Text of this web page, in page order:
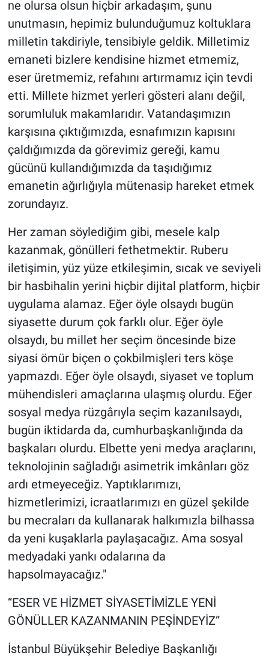
ne olursa olsun hiçbir arkadaşım, şunu
unutmasın, hepimiz bulunduğumuz koltuklara
milletin takdiriyle, tensibiyle geldik. Milletimiz
emaneti bizlere kendisine hizmet etmemiz,
eser üretmemiz, refahını artırmamız için tevdi
etti. Millete hizmet yerleri gösteri alanı değil,
sorumluluk makamlarıdır. Vatandaşımızın
karşısına çıktığımızda, esnafımızın kapısını
çaldığımızda da görevimiz gereği, kamu
gücünü kullandığımızda da taşıdığımız
emanetin ağırlığıyla mütenasip hareket etmek
zorundayız.
Her zaman söylediğim gibi, mesele kalp
kazanmak, gönülleri fethetmektir. Ruberu
iletişimin, yüz yüze etkileşimin, sıcak ve seviyeli
bir hasbihalin yerini hiçbir dijital platform, hiçbir
uygulama alamaz. Eğer öyle olsaydı bugün
siyasette durum çok farklı olur. Eğer öyle
olsaydı, bu millet her seçim öncesinde bize
siyasi ömür biçen o çokbilmişleri ters köşe
yapmazdı. Eğer öyle olsaydı, siyaset ve toplum
mühendisleri amaçlarına ulaşmış olurdu. Eğer
sosyal medya rüzgârıyla seçim kazanılsaydı,
bugün iktidarda da, cumhurbaşkanlığında da
başkaları olurdu. Elbette yeni medya araçlarını,
teknolojinin sağladığı asimetrik imkânları göz
ardı etmeyeceğiz. Yaptıklarımızı,
hizmetlerimizi, icraatlarımızı en güzel şekilde
bu mecraları da kullanarak halkımızla bilhassa
da yeni kuşaklarla paylaşacağız. Ama sosyal
medyadaki yankı odalarına da
hapsolmayacağız."
“ESER VE HİZMET SİYASETİMİZLE YENİ
GÖNÜLLER KAZANMANIN PEŞİNDEYİZ”
İstanbul Büyükşehir Belediye Başkanlığı